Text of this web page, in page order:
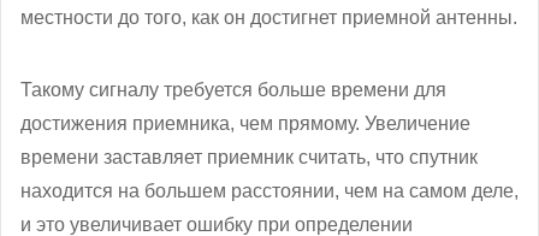
местности до того, как он достигнет приемной антенны.
Такому сигналу требуется больше времени для
достижения приемника, чем прямому. Увеличение
времени заставляет приемник считать, что спутник
находится на большем расстоянии, чем на самом деле,
и это увеличивает ошибку при определении